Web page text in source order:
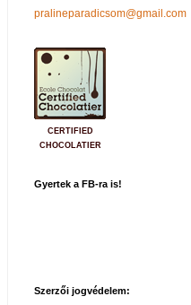
pralineparadicsom@gmail.com
CERTIFIED
CHOCOLATIER
Gyertek a FB-ra is!
Szerzői jogvédelem: